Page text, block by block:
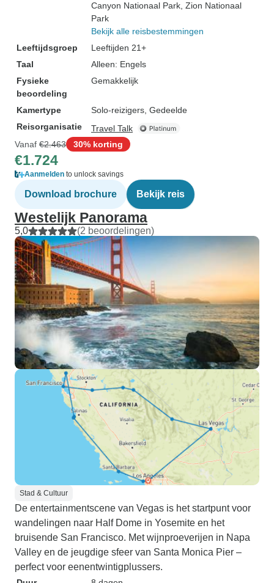
Canyon Nationaal Park , Zion Nationaal
Park
Bekijk alle reisbestemmingen
Leeftijdsgroep
Leeftijden 21+
Taal
Alleen: Engels
Fysieke
beoordeling
Gemakkelijk
Kamertype
Solo-reizigers, Gedeelde
Reisorganisatie
Travel Talk
Vanaf €2.463 30% korting
€1.724
Aanmelden to unlock savings
Download brochure Bekijk reis
Westelijk Panorama
5,0 (2 beoordelingen)
Stad & Cultuur
De entertainmentscene van Vegas is het startpunt voor
wandelingen naar Half Dome in Yosemite en het
bruisende San Francisco. Met wijnproeverijen in Napa
Valley en de jeugdige sfeer van Santa Monica Pier –
perfect voor eenentwintigplussers.